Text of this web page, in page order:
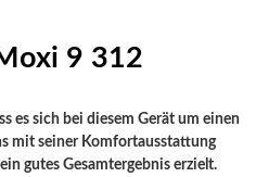
9 312
es sich bei diesem Gerät um einen
mit seiner Komfortausstattung
gutes Gesamtergebnis erzielt.